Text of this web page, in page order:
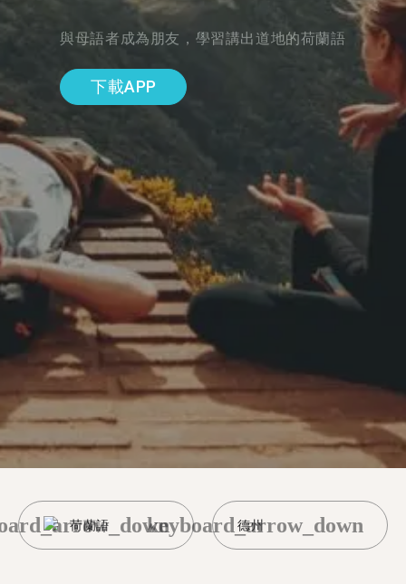
與母語者成為朋友，學習講出道地的荷蘭語
下載APP
荷蘭語 德州
keyboard_arrow_down